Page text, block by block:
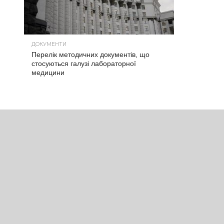
ДОКУМЕНТИ
Перелік методичних документів, що
стосуються галузі лабораторної
медицини